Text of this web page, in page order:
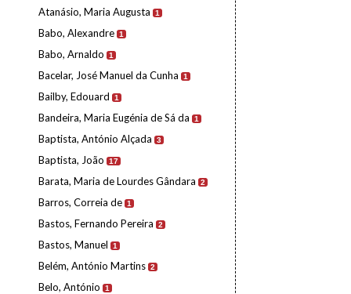
Atanásio, Maria Augusta 1
Babo, Alexandre 1
Babo, Arnaldo 1
Bacelar, José Manuel da Cunha 1
Bailby, Edouard 1
Bandeira, Maria Eugénia de Sá da 1
Baptista, António Alçada 3
Baptista, João 17
Barata, Maria de Lourdes Gândara 2
Barros, Correia de 1
Bastos, Fernando Pereira 2
Bastos, Manuel 1
Belém, António Martins 2
Belo, António 1